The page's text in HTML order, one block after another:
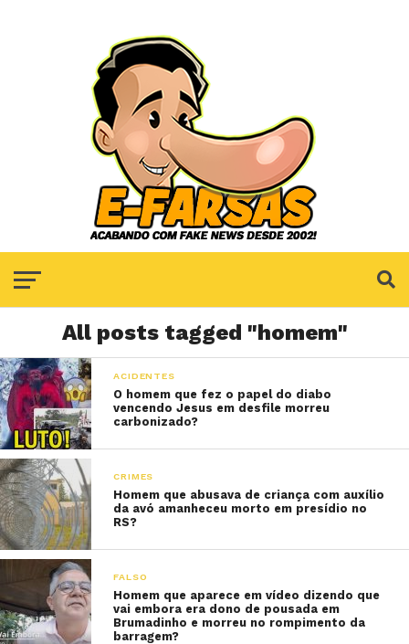
All posts tagged "homem"
ACIDENTES
O homem que fez o papel do diabo
vencendo Jesus em desfile morreu
carbonizado?
CRIMES
Homem que abusava de criança com auxílio
da avó amanheceu morto em presídio no
RS?
FALSO
Homem que aparece em vídeo dizendo que
vai embora era dono de pousada em
Brumadinho e morreu no rompimento da
barragem?